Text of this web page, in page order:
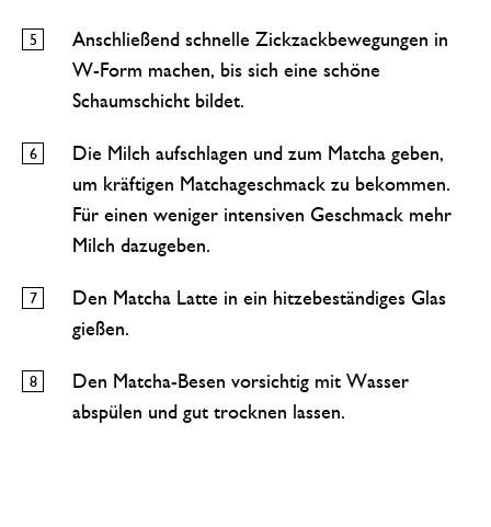
Anschließend schnelle Zickzackbewegungen in
W-Form machen, bis sich eine schöne
Schaumschicht bildet.
Die Milch aufschlagen und zum Matcha geben,
um kräftigen Matchageschmack zu bekommen.
Für einen weniger intensiven Geschmack mehr
Milch dazugeben.
Den Matcha Latte in ein hitzebeständiges Glas
gießen.
Den Matcha-Besen vorsichtig mit Wasser
abspülen und gut trocknen lassen.